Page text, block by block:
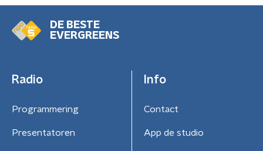
DE BESTE
EVERGREENS
Radio
Programmering
Presentatoren
Info
Contact
App de studio